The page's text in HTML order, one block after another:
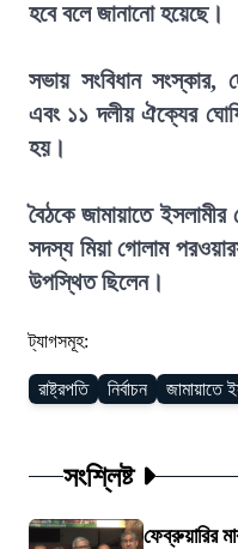
হবে বলে জানানো হয়েছে।
সভায় সংবিধান সংস্কার,
এবং ১১ দলীয় ঐক্যের
হয়।
বৈঠকে জামায়াতে
সদস্য মিয়া গোলাম
উপস্থিত ছিলেন।
ট্যাগসমূহ:
রাষ্ট্রপতি নির্বাচন জামায়াতে
সংশ্লিষ্ট
ফেব্রুয়ারির